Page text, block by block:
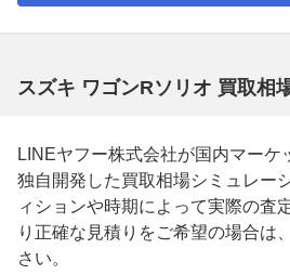
スズキ ワゴンRソリオ 買取相
LINEヤフー株式会社が国内マーケ
独自開発した買取相場シミュレー
ィションや時期によって実際の査
り正確な見積りをご希望の場合は
さい。